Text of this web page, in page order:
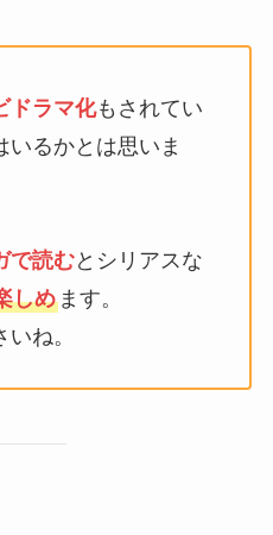
ドラマ化もされてい
いるかとは思いま
で読むとシリアスな
しめます。
ね。